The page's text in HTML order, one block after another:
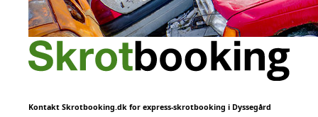
Kontakt Skrotbooking.dk for express-skrotbooking i Dyssegård